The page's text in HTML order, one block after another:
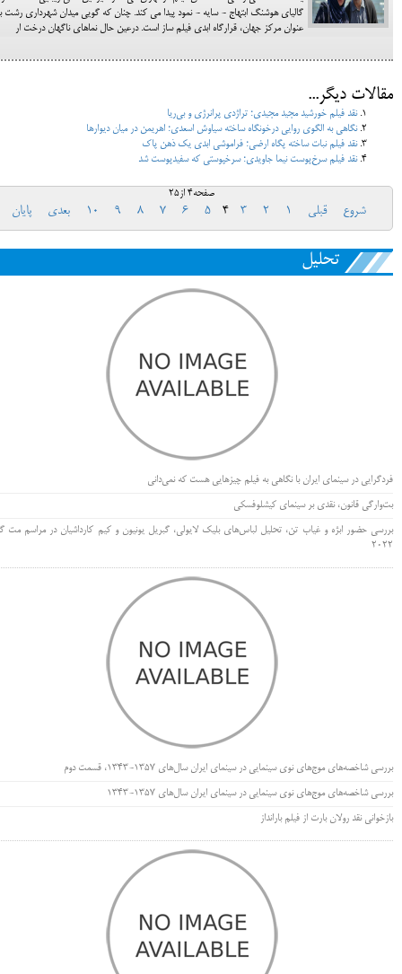
گالیای هوشنگ ابتهاج - سایه - نمود پیدا می کند. چنان که گویی میدان شهرداری رشت
عنوان مرکز جهان، قرارگاه ابدی فیلم ساز است. درعین حال نماهای ناگهان درخت ار
مقالات دیگر...
نقد فیلم خورشید مجید مجیدی؛ تراژدی پرانرژی و بی‌ریا
نگاهی به الگوی روایی درخونگاه ساخته سیاوش اسعدی؛ اهریمن در میان دیوارها
نقد فیلم نبات ساخته پگاه ارضی؛ فراموشی ابدی یک ذهن پاک
نقد فیلم سرخ‌پوست نیما جاویدی؛ سرخپوستی که سفیدپوست شد
صفحه4 از25
شروع قبلی 1
2
3
4
5
6
7
8
9
10 بعدی پایان
تحلیل
فردگرایی در سینمای ایران با نگاهی به فیلم چیزهایی هست که نمی‌دانی
بت‌وارگی قانون، نقدی بر سینمای کیشلوفسکی
بررسی حضور ابژه و غیاب تن، تحلیل لباس‌های بلیک لایولی، گبریل یونیون و کیم کارداشیان در مراسم مت
۲۰۲۲
بررسی شاخصه‌های موج‌های نوی سینمایی در سینمای ایران سال‌های 1357-1343، قسمت دوم
بررسی شاخصه‌های موج‌های نوی سینمایی در سینمای ایران سال‌های 1357-1343
بازخوانی نقد رولان بارت از فیلم بارانداز